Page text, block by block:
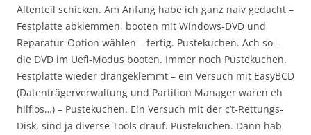
Altenteil schicken. Am Anfang habe ich ganz naiv gedacht –
Festplatte abklemmen, booten mit Windows-DVD und
Reparatur-Option wählen – fertig. Pustekuchen. Ach so –
die DVD im Uefi-Modus booten. Immer noch Pustekuchen.
Festplatte wieder drangeklemmt – ein Versuch mit EasyBCD
(Datenträgerverwaltung und Partition Manager waren eh
hilflos…) – Pustekuchen. Ein Versuch mit der c’t-Rettungs-
Disk, sind ja diverse Tools drauf. Pustekuchen. Dann hab